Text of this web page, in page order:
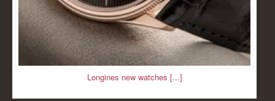
Longines new watches [...]